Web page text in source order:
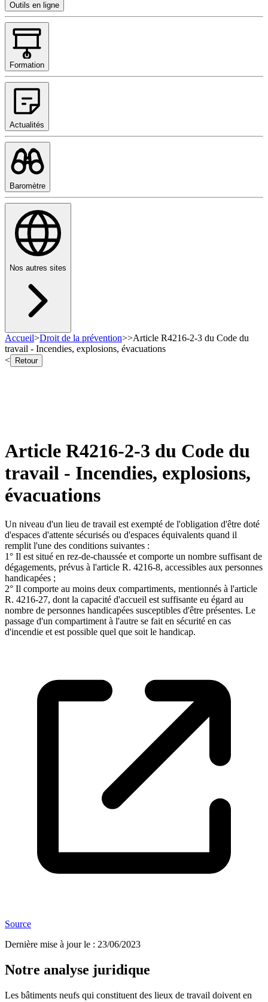
Outils en ligne
Formation
Actualités
Baromètre
Nos autres sites
Accueil>Droit de la prévention>>Article R4216-2-3 du Code du
travail - Incendies, explosions, évacuations
<
Retour
Article R4216-2-3 du Code du
travail - Incendies, explosions,
évacuations
Un niveau d'un lieu de travail est exempté de l'obligation d'être doté
d'espaces d'attente sécurisés ou d'espaces équivalents quand il
remplit l'une des conditions suivantes :
1° Il est situé en rez-de-chaussée et comporte un nombre suffisant de
dégagements, prévus à l'article R. 4216-8, accessibles aux personnes
handicapées ;
2° Il comporte au moins deux compartiments, mentionnés à l'article
R. 4216-27, dont la capacité d'accueil est suffisante eu égard au
nombre de personnes handicapées susceptibles d'être présentes. Le
passage d'un compartiment à l'autre se fait en sécurité en cas
d'incendie et est possible quel que soit le handicap.
Source
Dernière mise à jour le : 23/06/2023
Notre analyse juridique
Les bâtiments neufs qui constituent des lieux de travail doivent en